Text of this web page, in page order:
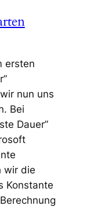
ersten
nun uns
Bei
Dauer”
wir die
Konstante